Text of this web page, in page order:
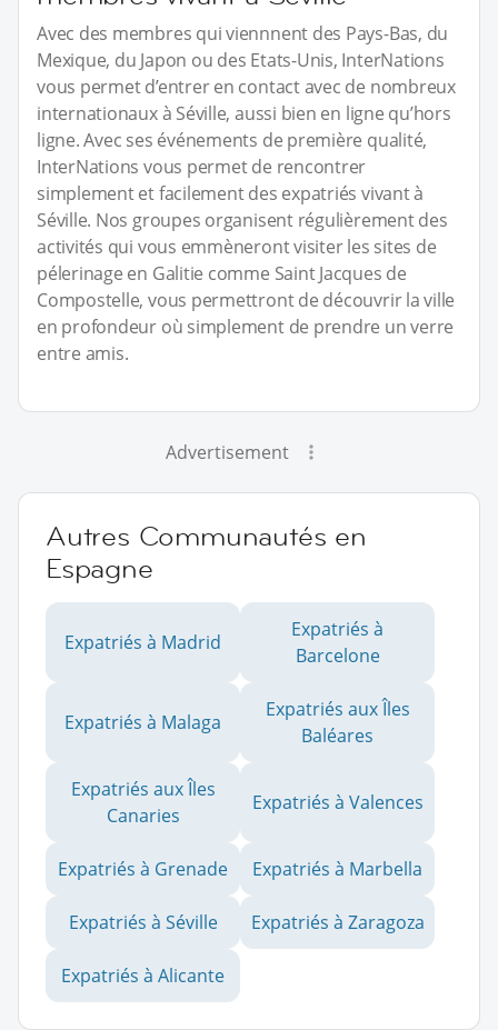
Avec des membres qui viennnent des Pays-Bas, du
Mexique, du Japon ou des Etats-Unis, InterNations
vous permet d’entrer en contact avec de nombreux
internationaux à Séville, aussi bien en ligne qu’hors
ligne. Avec ses événements de première qualité,
InterNations vous permet de rencontrer
simplement et facilement des expatriés vivant à
Séville. Nos groupes organisent régulièrement des
activités qui vous emmèneront visiter les sites de
pélerinage en Galitie comme Saint Jacques de
Compostelle, vous permettront de découvrir la ville
en profondeur où simplement de prendre un verre
entre amis.
Advertisement
Autres Communautés en
Espagne
Expatriés à Madrid
Expatriés à
Barcelone
Expatriés à Malaga
Expatriés aux Îles
Baléares
Expatriés aux Îles
Canaries
Expatriés à Valences
Expatriés à Grenade Expatriés à Marbella
Expatriés à Séville Expatriés à Zaragoza
Expatriés à Alicante